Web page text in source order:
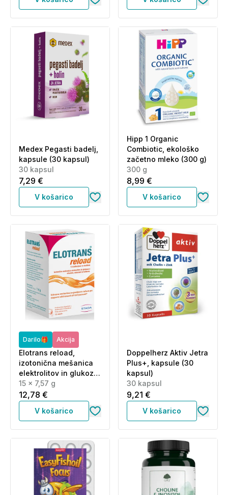
Medex Pegasti badelj,
kapsule (30 kapsul)
30 kapsul
7,29 €
V košarico
Hipp 1 Organic
Combiotic, ekološko
začetno mleko (300 g)
300 g
8,99 €
V košarico
Darilo🎁 Akcija
Elotrans reload,
izotonična mešanica
elektrolitov in glukoze
- okus pomaranča -
vrečke (15 x 7,57 g)
15 x 7,57 g
12,78 €
V košarico
Doppelherz Aktiv Jetra
Plus+, kapsule (30
kapsul)
30 kapsul
9,21 €
V košarico